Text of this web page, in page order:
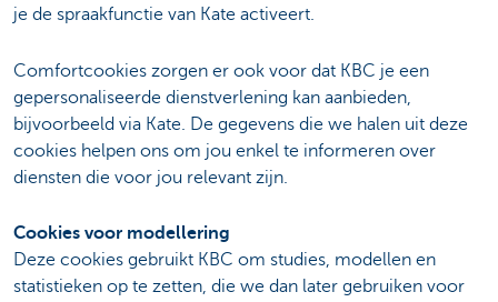
je de spraakfunctie van Kate activeert.
Comfortcookies zorgen er ook voor dat KBC je een
gepersonaliseerde dienstverlening kan aanbieden,
bijvoorbeeld via Kate. De gegevens die we halen uit deze
cookies helpen ons om jou enkel te informeren over
diensten die voor jou relevant zijn.
Cookies voor modellering
Deze cookies gebruikt KBC om studies, modellen en
statistieken op te zetten, die we dan later gebruiken voor